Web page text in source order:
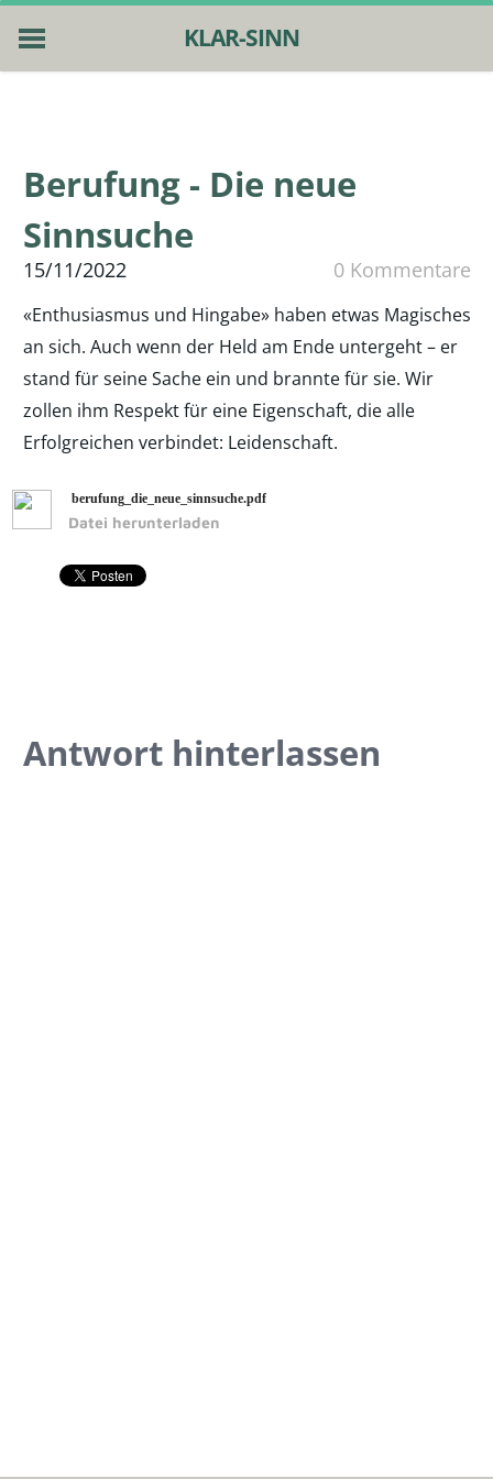
KLAR-SINN
PUBLIKATIONEN
Berufung - Die neue
Sinnsuche
15/11/2022 0 Kommentare
«Enthusiasmus und Hingabe» haben etwas Magisches
an sich. Auch wenn der Held am Ende untergeht – er
stand für seine Sache ein und brannte für sie. Wir
zollen ihm Respekt für eine Eigenschaft, die alle
Erfolgreichen verbindet: Leidenschaft.
berufung_die_neue_sinnsuche.pdf
Datei herunterladen
Antwort hinterlassen